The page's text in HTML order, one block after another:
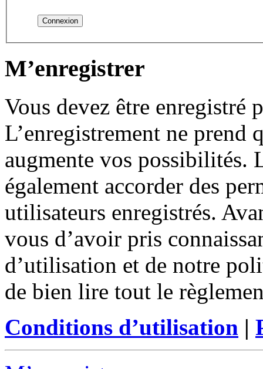
M’enregistrer
Vous devez être enregistré
L’enregistrement ne prend
augmente vos possibilités.
également accorder des
utilisateurs enregistrés.
vous d’avoir pris
d’utilisation et de notre
de bien lire tout le
Conditions d’utilisation |